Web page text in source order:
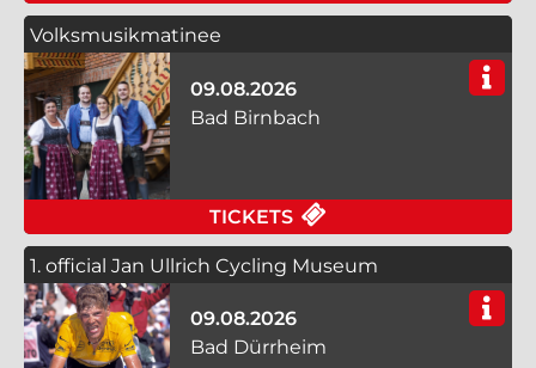
Volksmusikmatinee
09.08.2026
Bad Birnbach
TICKETS
1. official Jan Ullrich Cycling Museum
09.08.2026
Bad Dürrheim